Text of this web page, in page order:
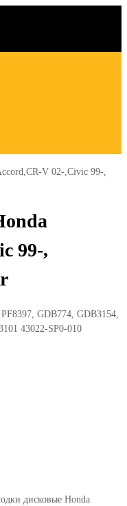
V 02-,Civic 99-,
99-,
GDB774, GDB3154,
43022-SP0-010
дисковые Honda